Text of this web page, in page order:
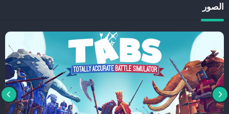
تتمتعلعبة TABS
اللعبة تقدم محاكاة واقعية لمعارك الفكاهة بتصميمات شخصيات غريبة
وأسلحة غير تقليدية. بفضل الرسوميات المضحكة والفيزياء الفريدة، يمكن
للاعبين الاستمتاع بالقتال بطريقة مرحة ومثيرة. كما تسمح اللعبة للاعبين
بإنشاء سيناريوهات معركة خاصة بهم، مما يوفر تجربة لعب قابلة للتخصيص
بشكل كبير.
كيفية تحميل TABS على الأندرويد
الصور